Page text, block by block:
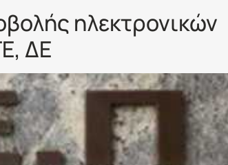
ηλεκτρονικών
ΔΕ